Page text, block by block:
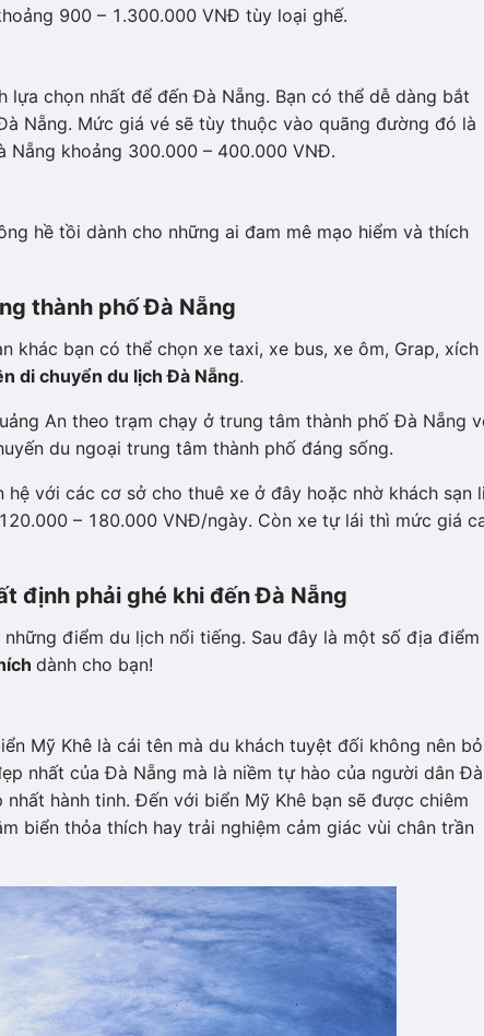
900 – 1.300.000 VNĐ tùy loại ghế.
chọn nhất để đến Đà Nẵng. Bạn có thể dễ dàng bắt
Nẵng. Mức giá vé sẽ tùy thuộc vào quãng đường đó là
Nẵng khoảng 300.000 – 400.000 VNĐ.
hề tồi dành cho những ai đam mê mạo hiểm và thích
thành phố Đà Nẵng
khác bạn có thể chọn xe taxi, xe bus, xe ôm, Grap, xích
di chuyển du lịch Đà Nẵng.
An theo trạm chạy ở trung tâm thành phố Đà Nẵng
du ngoại trung tâm thành phố đáng sống.
với các cơ sở cho thuê xe ở đây hoặc nhờ khách sạn
– 180.000 VNĐ/ngày. Còn xe tự lái thì mức giá
định phải ghé khi đến Đà Nẵng
điểm du lịch nổi tiếng. Sau đây là một số địa điểm
dành cho bạn!
Mỹ Khê là cái tên mà du khách tuyệt đối không nên bỏ
nhất của Đà Nẵng mà là niềm tự hào của người dân Đà
hành tinh. Đến với biển Mỹ Khê bạn sẽ được chiêm
biển thỏa thích hay trải nghiệm cảm giác vùi chân trần